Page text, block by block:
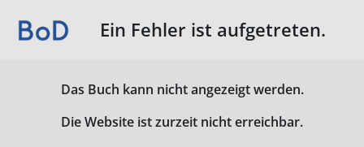
Ein Fehler ist aufgetreten.
Das Buch kann nicht angezeigt werden.
Die Website ist zurzeit nicht erreichbar.